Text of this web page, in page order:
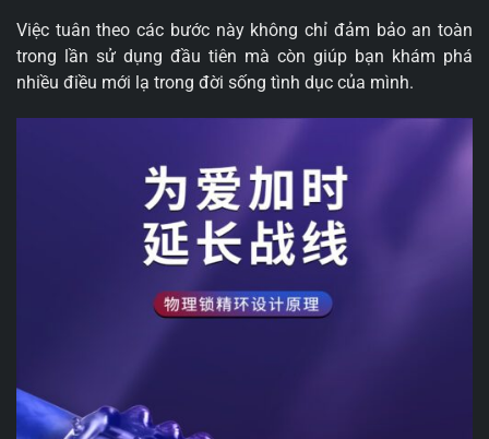
Việc tuân theo các bước này không chỉ đảm bảo an toàn
trong lần sử dụng đầu tiên mà còn giúp bạn khám phá
nhiều điều mới lạ trong đời sống tình dục của mình.